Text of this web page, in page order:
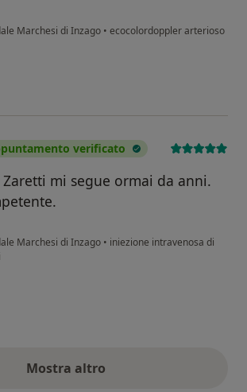
Marchesi di Inzago • ecocolordoppler arterioso
Mg
verificato
mi segue ormai da anni.
Marchesi di Inzago • iniezione intravenosa di
Milena
Mostra altroopinioni di cui sopra